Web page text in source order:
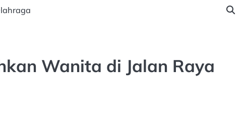
Wanita di Jalan Raya